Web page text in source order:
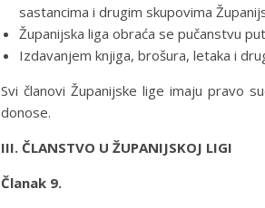
sastancima i drugim skupovima
Županijska liga obraća se pučanstvu
Izdavanjem knjiga, brošura, letaka i
Svi članovi Županijske lige imaju pravo
donose.
III. ČLANSTVO U ŽUPANIJSKOJ LIGI
Članak 9.